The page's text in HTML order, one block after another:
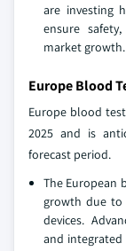
are investing
ensure
market growth.
Europe Blood
Europe blood
2025 and is
forecast period.
The European
growth due to
devices.
and